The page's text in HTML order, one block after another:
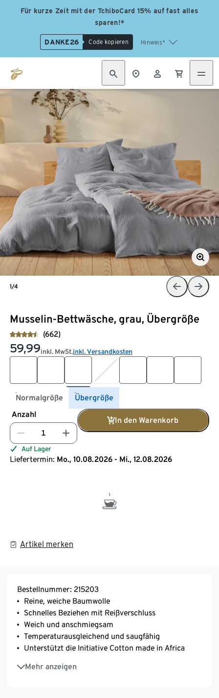
Für kurze Zeit mit der TchiboCard 15% auf fast alles
sparen!*
DANKE26 Code kopieren Hinweis*
Musselin-Bettwäsche, grau, Übergröße
(662)
59,99inkl. MwSt.inkl. Versandkosten
Normalgröße
Übergröße
Anzahl
In den Warenkorb
Auf Lager
Liefertermin: Mo., 10.08.2026 - Mi., 12.08.2026
Artikel merken
1/4
Bestellnummer: 215203
Reine, weiche Baumwolle
Schnelles Beziehen mit Reißverschluss
Weich und anschmiegsam
Temperaturausgleichend und saugfähig
Unterstützt die Initiative Cotton made in Africa
Mehr anzeigen
Diese Bettwäsche unterstützt die Farmer*innen.